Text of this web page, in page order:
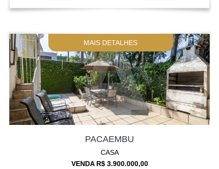
MAIS DETALHES
PACAEMBU
CASA
VENDA R$ 3.900.000,00